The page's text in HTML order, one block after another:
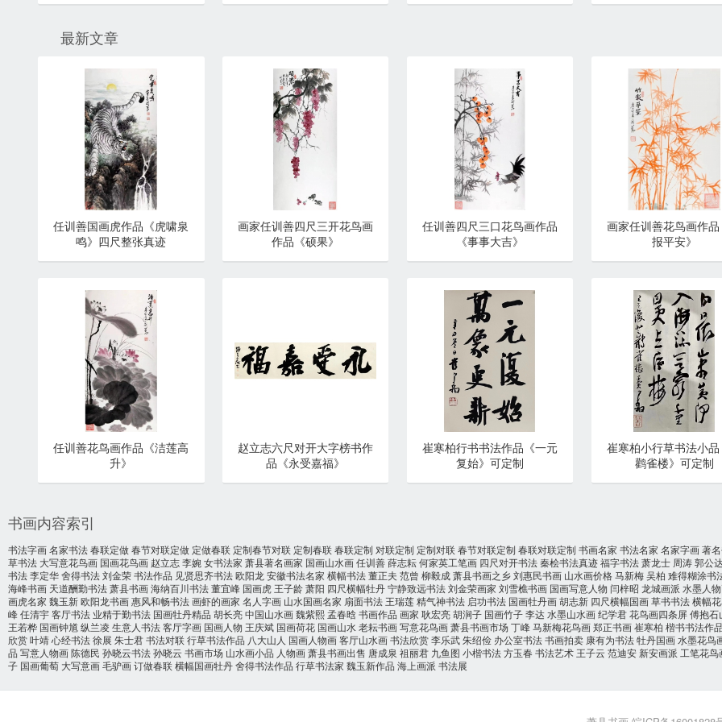
最新文章
任训善国画虎作品《虎啸泉
鸣》四尺整张真迹
画家任训善四尺三开花鸟画
作品《硕果》
任训善四尺三口花鸟画作品
《事事大吉》
画家任训善花鸟画作
报平安》
任训善花鸟画作品《洁莲高
升》
赵立志六尺对开大字榜书作
品《永受嘉福》
崔寒柏行书书法作品《一元
复始》可定制
崔寒柏小行草书法小
鹳雀楼》可定制
书画内容索引
书法字画名家书法春联定做春节对联定做 定做春联 定制春节对联 定制春联春联定制 对联定制 定制对联春节对联定制 春联对联定制 书画名家 书法名家 名家字画著
草书法 大写意花鸟画 国画花鸟画 赵立志李婉 女书法家 萧县著名画家 国画山水画任训善薛志耘何家英工笔画 四尺对开书法秦桧书法真迹福字书法萧龙士 周涛郭公
书法李定华舍得书法刘金荣书法作品 见贤思齐书法欧阳龙安徽书法名家 横幅书法董正夫 范曾 柳毅成萧县书画之乡刘惠民书画 山水画价格马新梅吴柏 难得糊涂书
海峰书画 天道酬勤书法萧县书画海纳百川书法董宜峰 国画虎 王子龄萧阳 四尺横幅牡丹宁静致远书法刘金荣画家 刘雪樵书画 国画写意人物 闫梓昭 龙城画派 水墨人
画虎名家 魏玉新欧阳龙书画惠风和畅书法画虾的画家 名人字画 山水国画名家 扇面书法 王瑞莲精气神书法 启功书法 国画牡丹画胡志新 四尺横幅国画草书书法横幅
峰任清宇客厅书法业精于勤书法 国画牡丹精品 胡长亮中国山水画魏紫熙孟春晗书画作品 画家 耿宏亮胡涧子 国画竹子李达水墨山水画纪学君花鸟画四条屏傅抱石
王若桦 国画钟馗纵兰凌 生意人书法客厅字画 国画人物 王庆斌 国画荷花 国画山水 老耘书画写意花鸟画萧县书画市场 丁峰马新梅花鸟画郑正书画崔寒柏 楷书书法作
欣赏叶靖心经书法徐展 朱士君书法对联行草书法作品 八大山人 国画人物画客厅山水画书法欣赏李乐武朱绍俭 办公室书法书画拍卖 康有为书法牡丹国画水墨花鸟
品 写意人物画陈德民 孙晓云书法孙晓云 书画市场 山水画小品 人物画萧县书画出售 唐成泉 祖丽君 九鱼图 小楷书法方玉春书法艺术 王子云 范迪安 新安画派 工笔花鸟
子 国画葡萄 大写意画毛驴画订做春联横幅国画牡丹舍得书法作品 行草书法家 魏玉新作品 海上画派 书法展